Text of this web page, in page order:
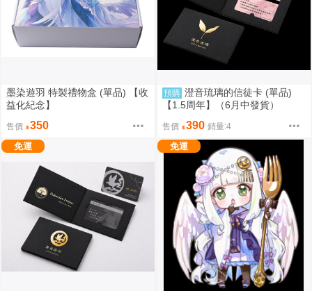
墨染遊羽 特製禮物盒 (單品) 【收
益化紀念】
售價 350
預購 澄音琉璃的信徒卡 (單品)
【1.5周年】（6月中發貨）
售價 390 銷量:4
免運 免運